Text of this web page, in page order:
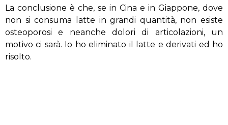
La conclusione è che, se in Cina e in Giappone, dove
non si consuma latte in grandi quantità, non esiste
osteoporosi e neanche dolori di articolazioni, un
motivo ci sarà. Io ho eliminato il latte e derivati ed ho
risolto.